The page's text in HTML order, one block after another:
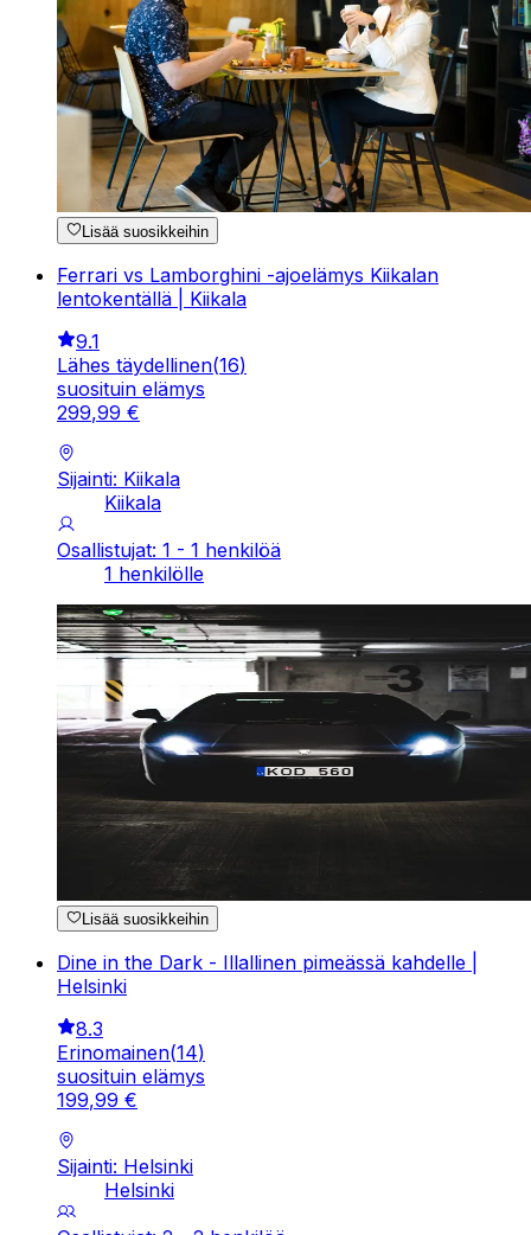
Lisää suosikkeihin
Ferrari vs Lamborghini -ajoelämys Kiikalan
lentokentällä | Kiikala
9.1
Lähes täydellinen(16)
suosituin elämys
299,99 €
Sijainti: Kiikala
Kiikala
Osallistujat: 1 - 1 henkilöä
1 henkilölle
Lisää suosikkeihin
Dine in the Dark - Illallinen pimeässä kahdelle |
Helsinki
8.3
Erinomainen(14)
suosituin elämys
199,99 €
Sijainti: Helsinki
Helsinki